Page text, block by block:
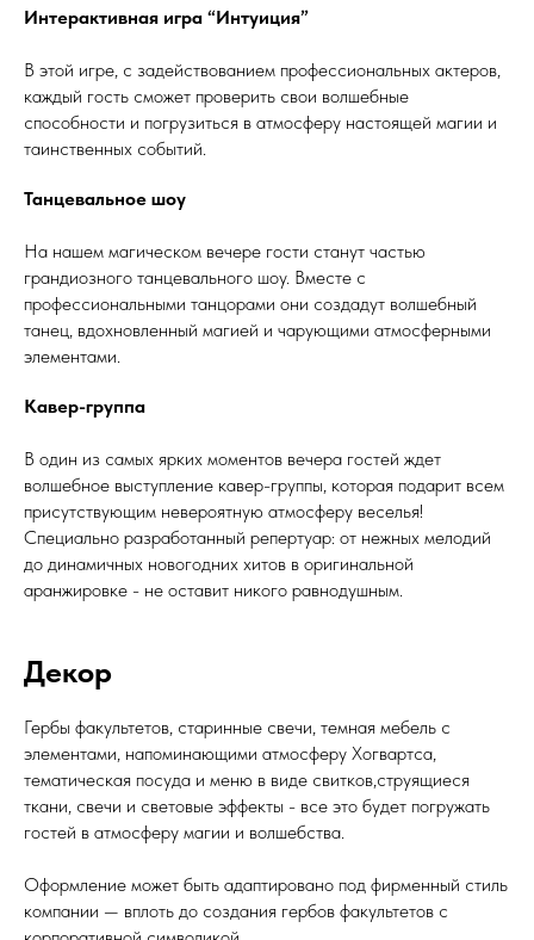
Интерактивная игра “Интуиция”
В этой игре, с задействованием профессиональных актеров,
каждый гость сможет проверить свои волшебные
способности и погрузиться в атмосферу настоящей магии и
таинственных событий.
Танцевальное шоу
На нашем магическом вечере гости станут частью
грандиозного танцевального шоу. Вместе с
профессиональными танцорами они создадут волшебный
танец, вдохновленный магией и чарующими атмосферными
элементами.
Кавер-группа
В один из самых ярких моментов вечера гостей ждет
волшебное выступление кавер-группы, которая подарит всем
присутствующим невероятную атмосферу веселья!
Специально разработанный репертуар: от нежных мелодий
до динамичных новогодних хитов в оригинальной
аранжировке - не оставит никого равнодушным.
Декор
Гербы факультетов, старинные свечи, темная мебель с
элементами, напоминающими атмосферу Хогвартса,
тематическая посуда и меню в виде свитков,струящиеся
ткани, свечи и световые эффекты - все это будет погружать
гостей в атмосферу магии и волшебства.
Оформление может быть адаптировано под фирменный стиль
компании — вплоть до создания гербов факультетов с